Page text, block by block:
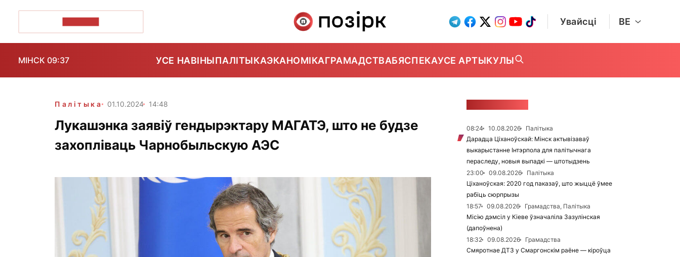
Увайсці BE
МІНСК 09:37 УСЕ НАВІНЫПАЛІТЫКАЭКАНОМІКАГРАМАДСТВАБЯСПЕКАУСЕ АРТЫКУЛЫ
Палітыка 01.10.2024 14:48
Лукашэнка заявіў гендырэктару МАГАТЭ, што не будзе
захопліваць Чарнобыльскую АЭС
08:24 10.08.2026
Палітыка
Дарадца Ціханоўскай: Мінск актывізаваў
выкарыстанне Інтэрпола для палітычнага
пераследу, новыя выпадкі — штотыдзень
23:00
09.08.2026
Палітыка
Ціханоўская: 2020 год паказаў, што жыццё ўмее
рабіць сюрпрызы
18:57
09.08.2026
Грамадства, Палітыка
Місію дэмсіл у Кіеве ўзначаліла Зазулінская
(дапоўнена)
18:32
09.08.2026
Грамадства
Смяротнае ДТЗ у Смаргонскім раёне — кіроўца